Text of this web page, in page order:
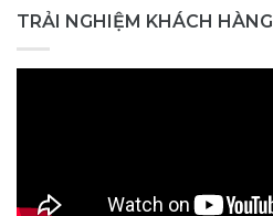
TRẢI NGHIỆM KHÁCH HÀNG